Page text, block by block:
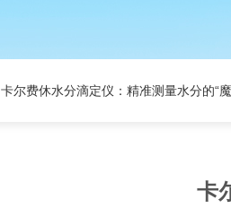
卡尔费休水分滴定仪：精准测量水分的“
卡